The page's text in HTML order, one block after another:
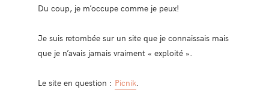
Du coup, je m’occupe comme je peux!
Je suis retombée sur un site que je connaissais mais
que je n’avais jamais vraiment « exploité ».
Le site en question : Picnik.